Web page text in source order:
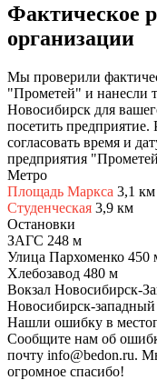
Фактическое
организации
Мы проверили
"Прометей" и нанесли
Новосибирск для
посетить
согласовать время и
предприятия
Метро
Площадь Маркса 3,1 км
Студенческая 3,9 км
Остановки
ЗАГС 248 м
Улица Пархоменко 450
Хлебозавод 480 м
Вокзал Новосибирск-
Новосибирск-западный
Нашли ошибку в
Сообщите нам об
почту info@bedon.ru.
огромное спасибо!